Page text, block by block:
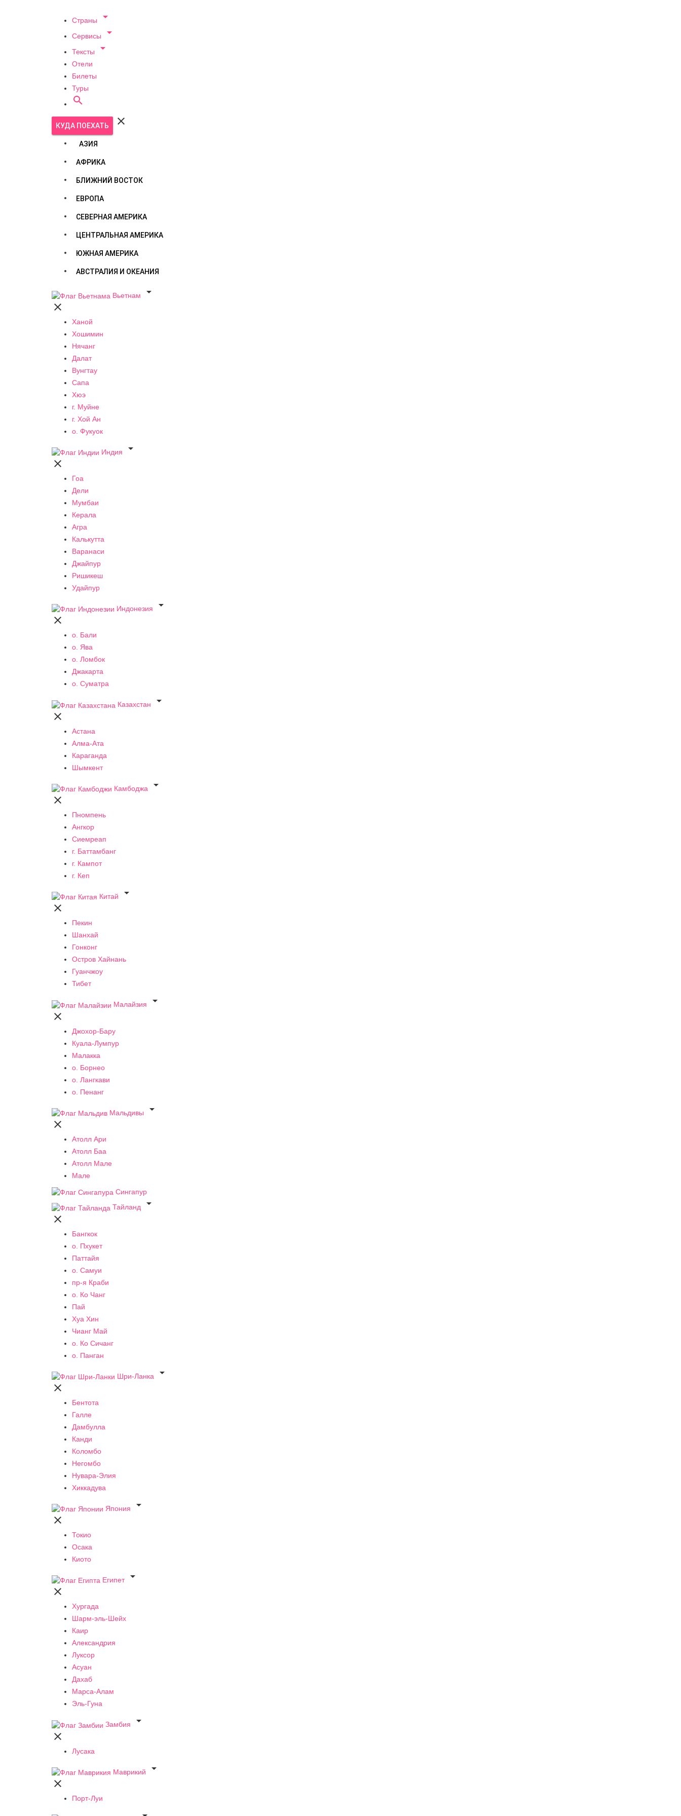
Страны 
Сервисы 
Тексты 
Отели
Билеты
Туры

КУДА ПОЕХАТЬ 
АЗИЯ
АФРИКА
БЛИЖНИЙ ВОСТОК
ЕВРОПА
СЕВЕРНАЯ АМЕРИКА
ЦЕНТРАЛЬНАЯ АМЕРИКА
ЮЖНАЯ АМЕРИКА
АВСТРАЛИЯ И ОКЕАНИЯ
Вьетнам


Ханой
Хошимин
Нячанг
Далат
Вунгтау
Сапа
Хюэ
г. Муйне
г. Хой Ан
о. Фукуок
Индия


Гоа
Дели
Мумбаи
Керала
Агра
Калькутта
Варанаси
Джайпур
Ришикеш
Удайпур
Индонезия


о. Бали
о. Ява
о. Ломбок
Джакарта
о. Суматра
Казахстан


Астана
Алма-Ата
Караганда
Шымкент
Камбоджа


Пномпень
Ангкор
Сиемреап
г. Баттамбанг
г. Кампот
г. Кеп
Китай


Пекин
Шанхай
Гонконг
Остров Хайнань
Гуанчжоу
Тибет
Малайзия


Джохор-Бару
Куала-Лумпур
Малакка
о. Борнео
о. Лангкави
о. Пенанг
Мальдивы


Атолл Ари
Атолл Баа
Атолл Мале
Мале
Сингапур
Тайланд


Бангкок
о. Пхукет
Паттайя
о. Самуи
пр-я Краби
о. Ко Чанг
Пай
Хуа Хин
Чианг Май
о. Ко Сичанг
о. Панган
Шри-Ланка


Бентота
Галле
Дамбулла
Канди
Коломбо
Негомбо
Нувара-Элия
Хиккадува
Япония


Токио
Осака
Киото
Египет


Хургада
Шарм-эль-Шейх
Каир
Александрия
Луксор
Асуан
Дахаб
Марса-Алам
Эль-Гуна
Замбия


Лусака
Маврикий


Порт-Луи